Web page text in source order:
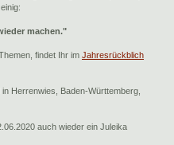
machen."
findet Ihr im Jahresrückblich
Herrenwies, Baden-Württemberg,
auch wieder ein Juleika